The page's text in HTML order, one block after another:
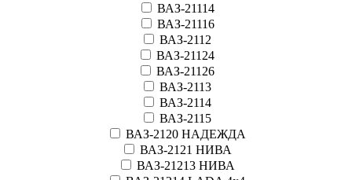
ВАЗ-21114
ВАЗ-21116
ВАЗ-2112
ВАЗ-21124
ВАЗ-21126
ВАЗ-2113
ВАЗ-2114
ВАЗ-2115
ВАЗ-2120 НАДЕЖДА
ВАЗ-2121 НИВА
ВАЗ-21213 НИВА